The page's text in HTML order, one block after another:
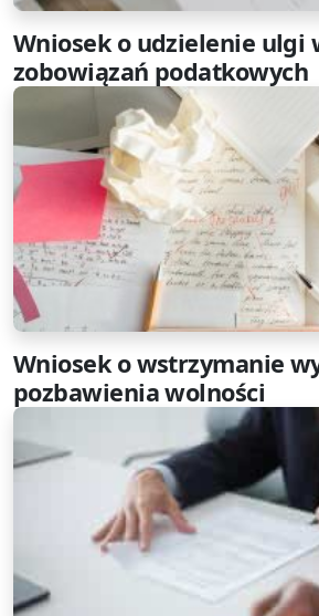
Wniosek o udzielenie ulgi
zobowiązań podatkowych
Wniosek o wstrzymanie
pozbawienia wolności